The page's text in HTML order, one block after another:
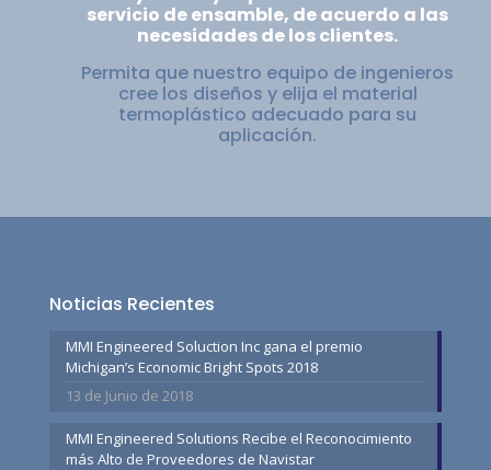
servicio de ensamble, de acuerdo a las
necesidades de los clientes.
Permita que nuestro equipo de ingenieros
cree los diseños y elija el material
termoplástico adecuado para su
aplicación.
Noticias Recientes
MMI Engineered Soluction Inc gana el premio
Michigan’s Economic Bright Spots 2018
13 de Junio de 2018
MMI Engineered Solutions Recibe el Reconocimiento
más Alto de Proveedores de Navistar